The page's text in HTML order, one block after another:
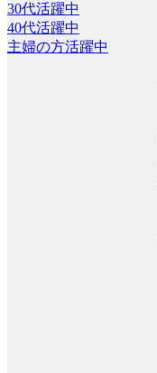
30代活躍中
40代活躍中
主婦の方活躍中